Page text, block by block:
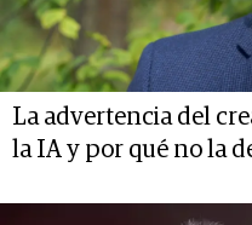
La advertencia del
la IA y por qué no la